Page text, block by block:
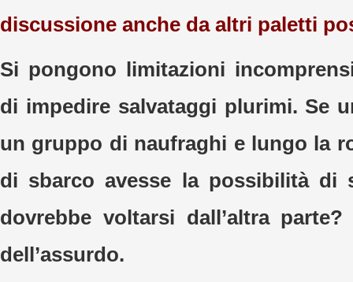
discussione anche da altri paletti
Si pongono limitazioni
di impedire salvataggi plurimi. Se
un gruppo di naufraghi e lungo la
di sbarco avesse la possibilità di
dovrebbe voltarsi dall’altra
dell’assurdo.